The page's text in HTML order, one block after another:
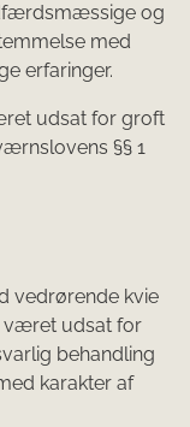
og
med
erfaringer.
udsat for groft
§§ 1
vedrørende kvie
været udsat for
behandling
karakter af